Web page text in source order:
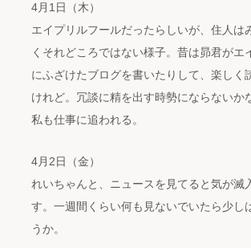
4月1日（木）
エイプリルフールだったらしいが、住人は
くそれどころではない様子。昔は昴君がエ
にふざけたブログを書いたりして、楽しく
けれど。冗談に精を出す時勢にならないか
私も仕事に追われる。
4月2日（金）
れいちゃんと、ニュースを見てると気が滅
す。一週間くらい何も見ないでいたら少し
うか。